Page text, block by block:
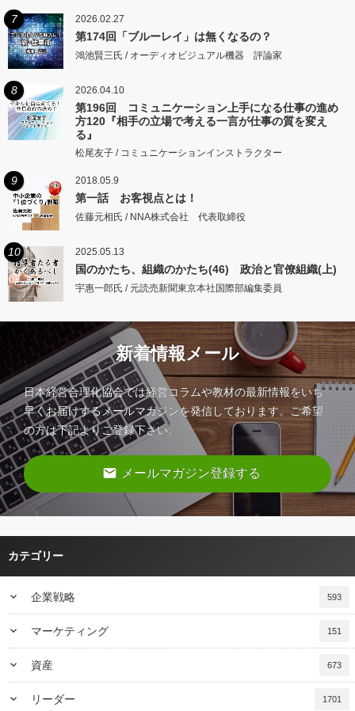
7 2026.02.27
第174回「ブルーレイ」は無くなるの？
鴻池賢三氏 / オーディオビジュアル機器 評論家
8 2026.04.10
第196回 コミュニケーション上手になる仕事の進め
方120『相手の立場で考える一言が仕事の質を変え
る』
松尾友子 / コミュニケーションインストラクター
9 2018.05.9
第一話 お客視点とは！
佐藤元相氏 / NNA株式会社 代表取締役
10 2025.05.13
国のかたち、組織のかたち(46) 政治と官僚組織(上)
宇惠一郎氏 / 元読売新聞東京本社国際部編集委員
新着情報メール
日本経営合理化協会では経営コラムや教材の最新情報をいち
早くお届けするメールマガジンを発信しております。ご希望
の方は下記よりご登録下さい。
email メールマガジン登録する
カテゴリー
keyboard_arrow_down 企業戦略 593
keyboard_arrow_down マーケティング 151
keyboard_arrow_down 資産 673
keyboard_arrow_down リーダー 1701